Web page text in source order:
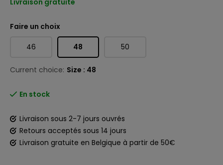
Livraison gratuite
Faire un choix
46 48 50
Current choice: Size : 48
En stock
Livraison sous 2-7 jours ouvrés
Retours acceptés sous 14 jours
Livraison gratuite en Belgique à partir de 50€